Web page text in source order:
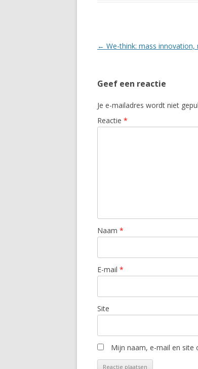
Berichtnavigatie
← We-think: mass
Geef een reactie
Je e-mailadres wordt niet
Reactie *
Naam *
E-mail *
Site
Mijn naam, e-mail en site